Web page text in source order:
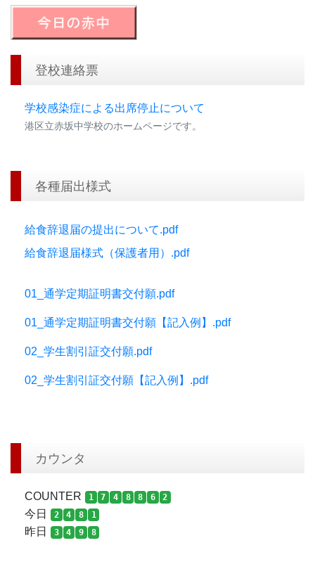
登校連絡票
学校感染症による出席停止について
港区立赤坂中学校のホームページです。
各種届出様式
給食辞退届の提出について.pdf
給食辞退届様式（保護者用）.pdf
01_通学定期証明書交付願.pdf
01_通学定期証明書交付願【記入例】.pdf
02_学生割引証交付願.pdf
02_学生割引証交付願【記入例】.pdf
カウンタ
COUNTER 1 7 4 8 8 6 2
今日 2 4 8 1
昨日 3 4 9 8